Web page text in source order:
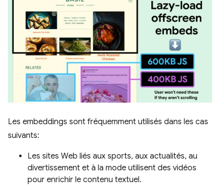
Les embeddings sont fréquemment utilisés dans les cas
suivants:
Les sites Web liés aux sports, aux actualités, au
divertissement et à la mode utilisent des vidéos
pour enrichir le contenu textuel.